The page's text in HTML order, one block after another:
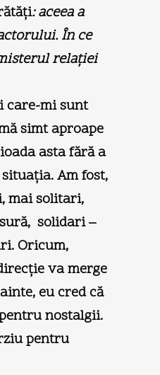
: aceea a
În ce
relaţiei
care-mi sunt
simt aproape
asta fără a
Am fost,
mai solitari,
solidari –
Oricum,
va merge
eu cred că
nostalgii.
pentru